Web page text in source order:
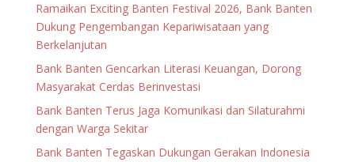
Ramaikan Exciting Banten Festival 2026, Bank Banten
Dukung Pengembangan Kepariwisataan yang
Berkelanjutan
Bank Banten Gencarkan Literasi Keuangan, Dorong
Masyarakat Cerdas Berinvestasi
Bank Banten Terus Jaga Komunikasi dan Silaturahmi
dengan Warga Sekitar
Bank Banten Tegaskan Dukungan Gerakan Indonesia